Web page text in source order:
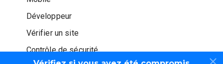
Développeur
Vérifier un site
Contrôle de sécurité